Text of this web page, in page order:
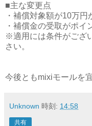
■主な変更点
・補償対象額が10万
・補償金の受取がポイ
※適用には条件がござ
さい。
今後ともmixiモールを
Unknown 時刻: 14:58
共有